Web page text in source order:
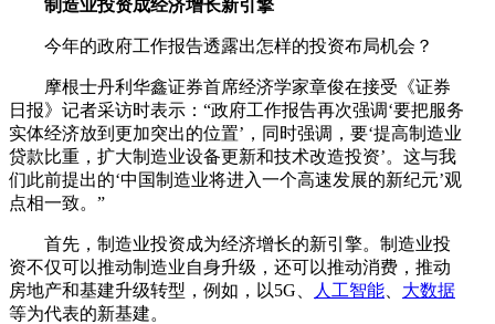
制造业投资成经济增长新引擎
今年的政府工作报告透露出怎样的投资布局机会？
摩根士丹利华鑫证券首席经济学家章俊在接受《证券
日报》记者采访时表示：“政府工作报告再次强调‘要把服务
实体经济放到更加突出的位置’，同时强调，要‘提高制造业
贷款比重，扩大制造业设备更新和技术改造投资’。这与我
们此前提出的‘中国制造业将进入一个高速发展的新纪元’观
点相一致。”
首先，制造业投资成为经济增长的新引擎。制造业投
资不仅可以推动制造业自身升级，还可以推动消费，推动
房地产和基建升级转型，例如，以5G、
人工智能
大数据
等为代表的新基建。